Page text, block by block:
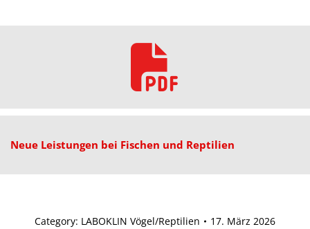
Neue Leistungen bei Fischen und Reptilien
Category: LABOKLIN Vögel/Reptilien 17. März 2026